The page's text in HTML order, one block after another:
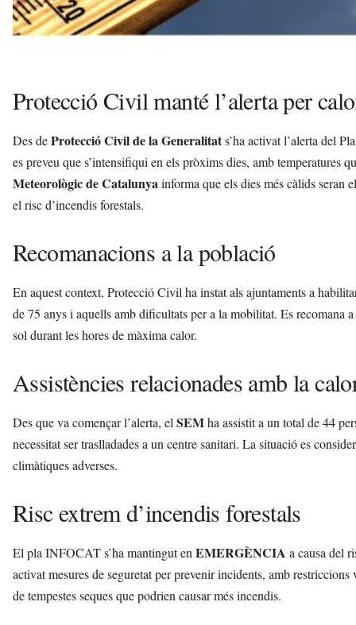
Protecció Civil manté l’alerta per
Des deProtecció Civil de la Generalitats’ha activat l’alerta del
es preveu que s’intensifiqui en els pròxims dies, amb temperatures
Meteorològic de Catalunyainforma que els dies més càlids seran
el risc d’incendis forestals.
Recomanacions a la població
En aquest context, Protecció Civil ha instat als ajuntaments a
de 75 anys i aquells amb dificultats per a la mobilitat. Es recomana
sol durant les hores de màxima calor.
Assistències relacionades amb la
Des que va començar l’alerta, el SEMha assistit a un total de 44
necessitat ser traslladades a un centre sanitari. La situació es
climàtiques adverses.
Risc extrem d’incendis forestals
El pla INFOCAT s’ha mantingut en EMERGÈNCIA a causa del
activat mesures de seguretat per prevenir incidents, amb
de tempestes seques que podrien causar més incendis.